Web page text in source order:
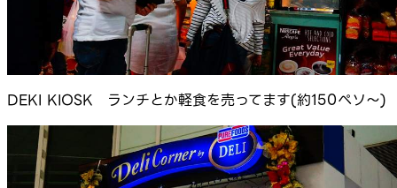
DEKI KIOSK ランチとか軽食を売ってます(約150ペソ～)